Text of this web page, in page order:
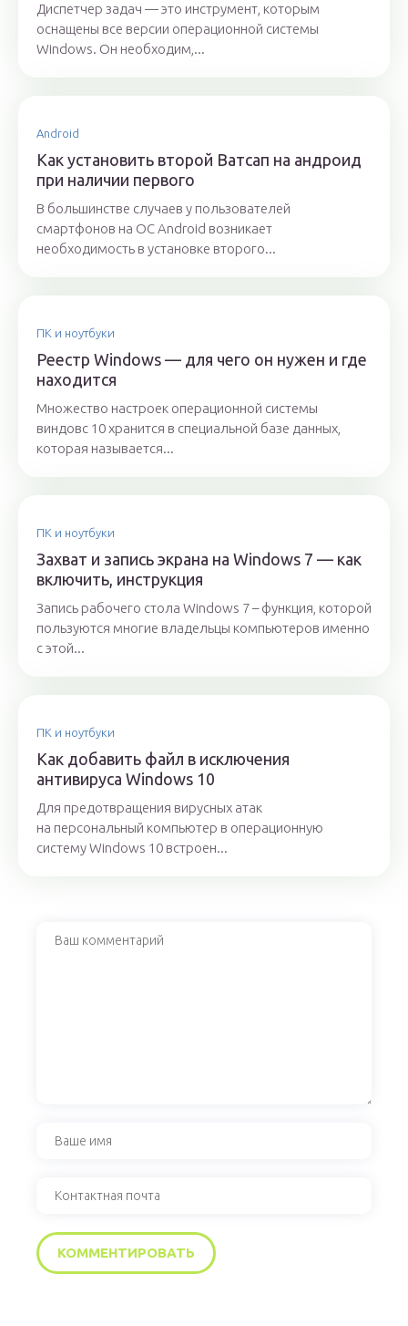
Диспетчер задач — это инструмент, которым
оснащены все версии операционной системы
Windows. Он необходим,...
Android
Как установить второй Ватсап на андроид
при наличии первого
В большинстве случаев у пользователей
смартфонов на OC Android возникает
необходимость в установке второго...
ПК и ноутбуки
Реестр Windows — для чего он нужен и где
находится
Множество настроек операционной системы
виндовс 10 хранится в специальной базе данных,
которая называется...
ПК и ноутбуки
Захват и запись экрана на Windows 7 — как
включить, инструкция
Запись рабочего стола Windows 7 – функция, которой
пользуются многие владельцы компьютеров именно
с этой...
ПК и ноутбуки
Как добавить файл в исключения
антивируса Windows 10
Для предотвращения вирусных атак
на персональный компьютер в операционную
систему Windows 10 встроен...